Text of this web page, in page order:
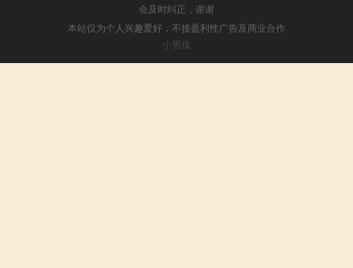
会及时纠正，谢谢
本站仅为个人兴趣爱好，不接盈利性广告及商业合作
小男孩